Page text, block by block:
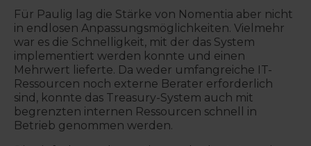
Für Paulig lag die Stärke von Nomentia aber nicht
in endlosen Anpassungsmöglichkeiten. Vielmehr
war es die Schnelligkeit, mit der das System
implementiert werden konnte und einen
Mehrwert lieferte. Da weder umfangreiche IT-
Ressourcen noch externe Berater erforderlich
sind, konnte das Treasury-System auch mit
begrenzten internen Ressourcen schnell in
Betrieb genommen werden.